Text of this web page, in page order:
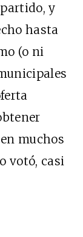
y
hasta
(o ni
muchos
votó, casi